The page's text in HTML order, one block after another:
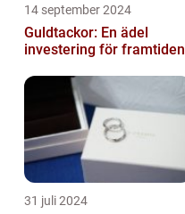
14 september 2024
Guldtackor: En ädel
investering för framtiden
31 juli 2024